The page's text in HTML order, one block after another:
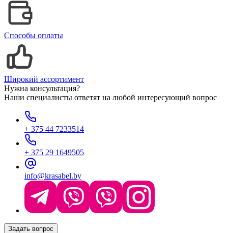
Способы оплаты
Широкий ассортимент
Нужна консультация?
Наши специалисты ответят на любой интересующий вопрос
+ 375 44 7233514
+ 375 29 1649505
info@krasabel.by
Задать вопрос